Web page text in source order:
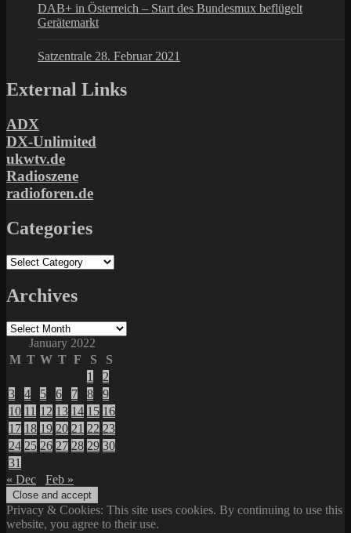
DAB+ in Österreich – Start des Bundesmux beflügelt
Gerätemarkt
Satzentrale 28. Februar 2021
External Links
ADX
DX-Unlimited
ukwtv.de
Radioszene
radioforen.de
Categories
Categories
Archives
Archives
January 2022
M T W T F S
S
1
2
3
4 5 6 7 8
9
10 11 12 13 14 15 16
17 18 19 20 21 22 23
24 25 26 27 28 29 30
31
« Dec
Feb »
Privacy & Cookies: This site uses cookies. By continuing to use this
website, you agree to their use.